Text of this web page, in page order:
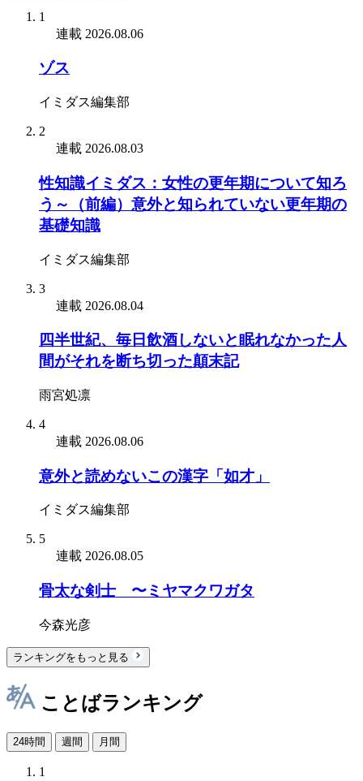
1
連載 2026.08.06
ゾス
イミダス編集部
2
連載 2026.08.03
性知識イミダス：女性の更年期について知ろ
う～（前編）意外と知られていない更年期の
基礎知識
イミダス編集部
3
連載 2026.08.04
四半世紀、毎日飲酒しないと眠れなかった人
間がそれを断ち切った顛末記
雨宮処凛
4
連載 2026.08.06
意外と読めないこの漢字「如才」
イミダス編集部
5
連載 2026.08.05
骨太な剣士 〜ミヤマクワガタ
今森光彦
ランキングをもっと見る
ことばランキング
24時間 週間 月間
1